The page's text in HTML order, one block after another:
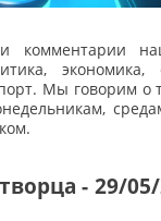
экономика,
Мы говорим о
- 29/